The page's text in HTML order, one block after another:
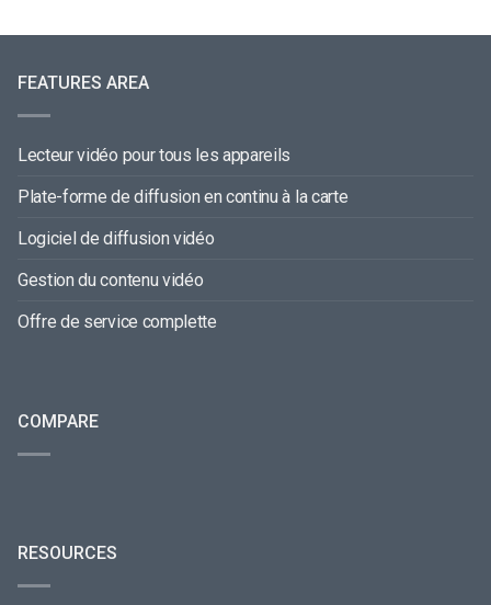
FEATURES AREA
Lecteur vidéo pour tous les appareils
Plate-forme de diffusion en continu à la carte
Logiciel de diffusion vidéo
Gestion du contenu vidéo
Offre de service complette
COMPARE
RESOURCES